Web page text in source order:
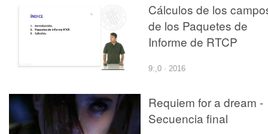
Cálculos de los
de los Paquetes de
Informe de RTCP
9:,0 · 2016
Requiem for a dream -
Secuencia final